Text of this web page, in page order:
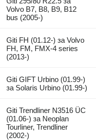
Volvo B7, B8, B9, B12
bus (2005-)
Giti FH (01.12-) за Volvo
FH, FM, FMX-4 series
(2013-)
Giti GIFT Urbino (01.99-)
за Solaris Urbino (01.99-)
Giti Trendliner N3516 ÜC
(01.06-) за Neoplan
Tourliner, Trendliner
(2002-)